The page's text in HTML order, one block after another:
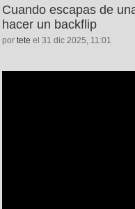
Cuando escapas de
hacer un backflip
por tete el 31 dic 2025, 11:01